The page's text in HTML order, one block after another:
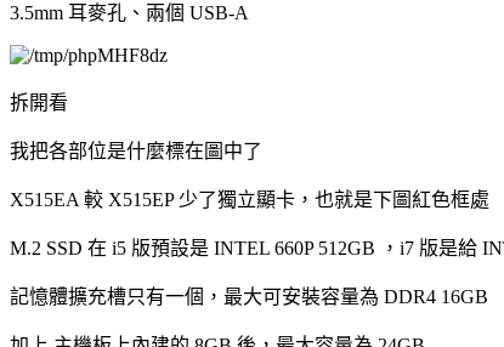
3.5mm 耳麥孔、兩個 USB-A
拆開看
我把各部位是什麼標在圖中了
X515EA 較 X515EP 少了獨立顯卡，也就是下圖紅色框處
M.2 SSD 在 i5 版預設是 INTEL 660P 512GB ，i7 版是給
記憶體擴充槽只有一個，最大可安裝容量為 DDR4 16GB